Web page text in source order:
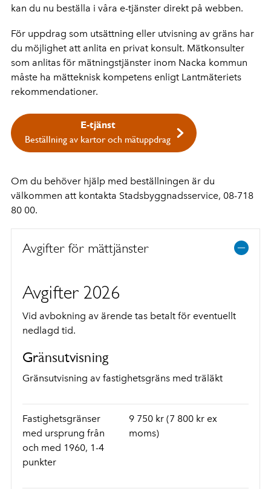
kan du nu beställa i våra e-tjänster direkt på webben.
För uppdrag som utsättning eller utvisning av gräns har
du möjlighet att anlita en privat konsult. Mätkonsulter
som anlitas för mätningstjänster inom Nacka kommun
måste ha mätteknisk kompetens enligt Lantmäteriets
rekommendationer.
E-tjänst
Beställning av kartor och mätuppdrag
Om du behöver hjälp med beställningen är du
välkommen att kontakta Stadsbyggnadsservice, 08-718
80 00.
Avgifter för mättjänster
Avgifter 2026
Vid avbokning av ärende tas betalt för eventuellt
nedlagd tid.
Gränsutvisning
Gränsutvisning av fastighetsgräns med träläkt
Fastighetsgränser
med ursprung från
och med 1960, 1-4
punkter
9 750 kr (7 800 kr ex
moms)